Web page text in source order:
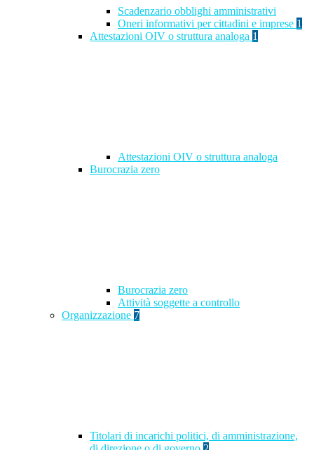
Scadenzario obblighi amministrativi
Oneri informativi per cittadini e imprese 1
Attestazioni OIV o struttura analoga 1
Attestazioni OIV o struttura analoga
Burocrazia zero
Burocrazia zero
Attività soggette a controllo
Organizzazione 7
Titolari di incarichi politici, di amministrazione,